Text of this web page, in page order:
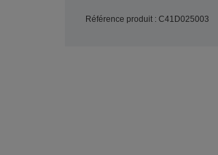
Référence produit : C41D025003